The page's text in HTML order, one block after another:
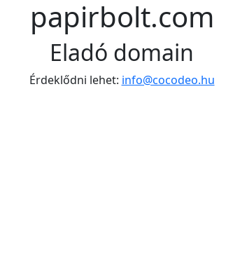
papirbolt.com
Eladó domain
Érdeklődni lehet: info@cocodeo.hu